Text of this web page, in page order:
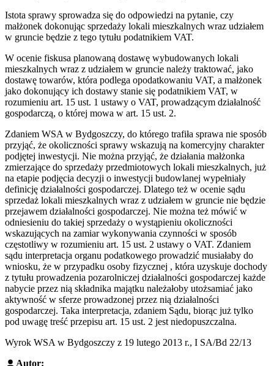
Istota sprawy sprowadza się do odpowiedzi na pytanie, czy
małżonek dokonując sprzedaży lokali mieszkalnych wraz udziałem
w gruncie będzie z tego tytułu podatnikiem VAT.
W ocenie fiskusa planowaną dostawę wybudowanych lokali
mieszkalnych wraz z udziałem w gruncie należy traktować, jako
dostawę towarów, która podlega opodatkowaniu VAT, a małżonek
jako dokonujący ich dostawy stanie się podatnikiem VAT, w
rozumieniu art. 15 ust. 1 ustawy o VAT, prowadzącym działalność
gospodarczą, o której mowa w art. 15 ust. 2.
Zdaniem WSA w Bydgoszczy, do którego trafiła sprawa nie sposób
przyjąć, że okoliczności sprawy wskazują na komercyjny charakter
podjętej inwestycji. Nie można przyjąć, że działania małżonka
zmierzające do sprzedaży przedmiotowych lokali mieszkalnych, już
na etapie podjęcia decyzji o inwestycji budowlanej wypełniały
definicję działalności gospodarczej. Dlatego też w ocenie sądu
sprzedaż lokali mieszkalnych wraz z udziałem w gruncie nie będzie
przejawem działalności gospodarczej. Nie można też mówić w
odniesieniu do takiej sprzedaży o wystąpieniu okoliczności
wskazujących na zamiar wykonywania czynności w sposób
częstotliwy w rozumieniu art. 15 ust. 2 ustawy o VAT. Zdaniem
sądu interpretacja organu podatkowego prowadzić musiałaby do
wniosku, że w przypadku osoby fizycznej , która uzyskuje dochody
z tytułu prowadzenia pozarolniczej działalności gospodarczej każde
nabycie przez nią składnika majątku należałoby utożsamiać jako
aktywność w sferze prowadzonej przez nią działalności
gospodarczej. Taka interpretacja, zdaniem Sądu, biorąc już tylko
pod uwagę treść przepisu art. 15 ust. 2 jest niedopuszczalna.
Wyrok WSA w Bydgoszczy z 19 lutego 2013 r., I SA/Bd 22/13
Autor: